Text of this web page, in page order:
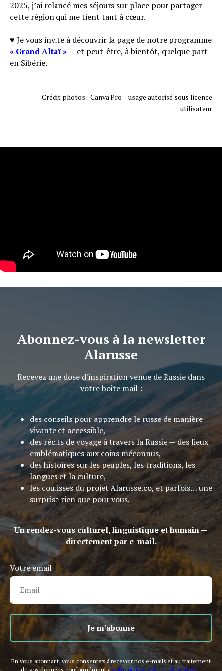
2025, j’ai relancé mes séjours sur place pour partager
cette région qui me tient tant à cœur.
♥️ Je vous invite à découvrir la page de notre programme
« Grand Altaï »— et peut-être, à bientôt, quelque part
en Sibérie.
Crédit photos : Canva Pro – usage autorisé sous licence
utilisateur
Abonnez-vous à la newsletter
Alarusse
Recevez une dose d'inspiration venue de Russie dans
votre boîte mail :
des conseils pour apprendre le russe de manière
vivante et accessible,
des récits de voyage à travers la Russie — des lieux
emblématiques aux coins méconnus,
des histoires sur les peuples, les traditions, les
langues et la culture,
les coulisses du projet Alarusse.co, et parfois… une
surprise rien que pour vous.
Un rendez-vous culturel, linguistique et humain —
directement par e-mail.
Votre email
Je m'abonne
En vous abonnant, vous consentez à recevoir nos e-mails et au traitement
de vos données conformément à notre politique de confidentialité.